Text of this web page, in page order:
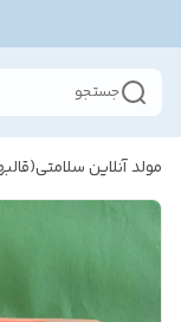
جستجو
مولد آنلاین